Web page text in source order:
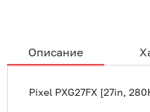
Описание
Pixel PXG27FX [27in,